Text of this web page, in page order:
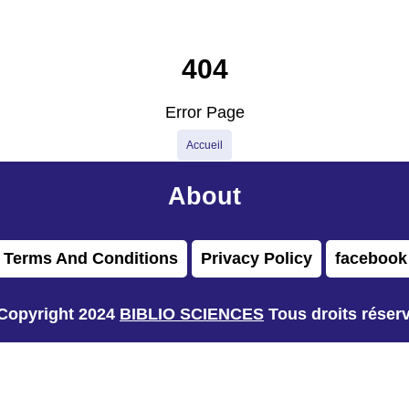
404
Error Page
Accueil
About
Terms And Conditions Privacy Policy facebook
2024 BIBLIO SCIENCES Tous droits